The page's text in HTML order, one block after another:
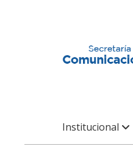
Institucional